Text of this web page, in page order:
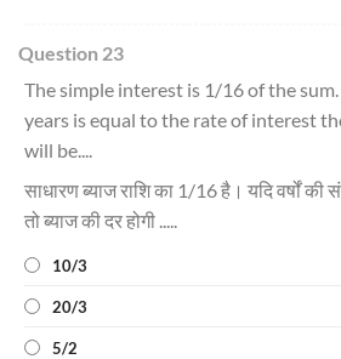
Question 23
The simple interest is 1/16 of the
years is equal to the rate of interest
will be....
साधारण ब्याज राशि का 1/16 है। यदि वर्षों की
तो ब्याज की दर होगी .....
10/3
20/3
5/2